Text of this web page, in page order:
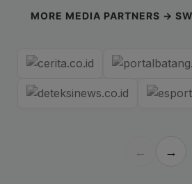
MORE MEDIA PARTNERS →
← →